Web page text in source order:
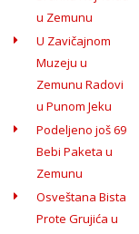
u Zemunu
U Zavičajnom
Muzeju u
Zemunu Radovi
u Punom Jeku
Podeljeno još 69
Bebi Paketa u
Zemunu
Osveštana Bista
Prote Grujića u